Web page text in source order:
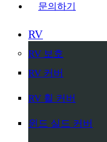
문의하기
RV
RV 보호
RV 커버
RV 휠 커버
윈드 실드 커버